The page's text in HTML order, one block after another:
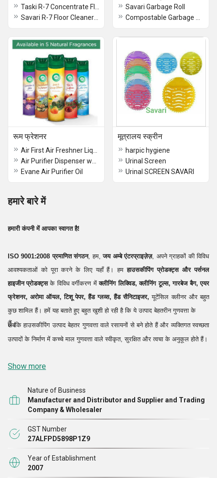
Savari Garbage Roll
रूम फ्रेशनर
Evane Air Purifier Oil
मूत्रालय स्क्रीन
harpic hygiene
Urinal Screen
Urinal SCREEN SAVARI
हमारे बारे में
हमारी कंपनी में आपका स्वागत है!
ISO 9001:2008 प्रमाणित संगठन, हम,जय अम्बे एंटरप्राइज़ेज़, अपने ग्राहकों की विविध
आवश्यकताओं को पूरा करने के लिए यहाँ हैं। हमहाउसकीपिंग प्रोडक्ट्स और पर्सनल
हाइजीन प्रोडक्ट्सके विविध वर्गीकरण मेंक्लीनिंग लिक्विड, क्लीनिंग टूल्स, गारबेज बैग, एयर
फ्रेशनर, अरोमा ऑयल, टिशू पेपर, हैंड ग्लव्स, हैंड सैनिटाइजर, यूटेंसिल क्लीनर और बहुत
कुछ शामिल हैं। हमें यह बताते हुए बहुत खुशी हो रही है कि ये उत्पाद बेहतरीन गुणवत्ता के
हैं।
जबकि हाउसकीपिंग उत्पाद बेहतर गुणवत्ता वाले रसायनों से बने होते हैं और व्यक्तिगत स्वच्छता
उत्पादों के निर्माण में कच्चे माल गुणवत्ता वाले स्वीकृत, सुरक्षित और त्वचा के अनुकूल होते हैं।
Show more
Nature of Business
Manufacturer and Distributor and Supplier and Trading
Company & Wholesaler
GST Number
27ALFPD5898P1Z9
Year of Establishment
2007